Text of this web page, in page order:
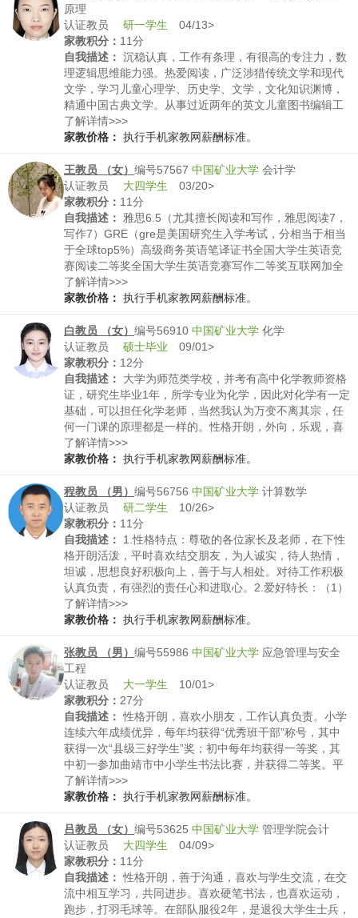
作为寝室长和舍友连续3年获得优良学风标兵宿舍奖。
原理
认证教员 研一学生 04/13>
家教积分： 11分
自我描述： 沉稳认真，工作有条理，有很高的专注力，数
理逻辑思维能力强。热爱阅读，广泛涉猎传统文学和现代
文学，学习儿童心理学、历史学、文学，文化知识渊博，
精通中国古典文学。从事过近两年的英文儿童图书编辑工
作，有很深厚的儿童文学和自然科学基础，英语阅读能力
强。
了解详情>>>
家教价格： 执行手机家教网薪酬标准。
王教员 （女） 编号57567 中国矿业大学 会计学
认证教员 大四学生 03/20>
家教积分： 11分
自我描述：
雅思6.5（尤其擅长阅读和写作，雅思阅读7，
写作7）GRE（gre是美国研究生入学考试，分相当于相当
于全球top5%）高级商务英语笔译证书全国大学生英语竞
赛阅读二等奖全国大学生英语竞赛写作二等奖互联网加全
国大学生创新创业大赛北京赛区二等奖ICABCC大湾区行
业研究大赛晋级复赛性格阳光乐观，喜欢和小朋友相处，
歌，跳舞，读书，演讲
了解详情>>>
家教价格： 执行手机家教网薪酬标准。
白教员 （女） 编号56910 中国矿业大学 化学
认证教员 硕士毕业 09/01>
家教积分： 12分
自我描述：
大学为师范类学校，并考有高中化学教师资格
证，研究生毕业1年，所学专业为化学，因此对化学有一定
基础，可以担任化学老师，当然我认为万变不离其宗，任
何一门课的原理都是一样的。性格开朗，外向，乐观，喜
欢和孩子待在一起，愿意与孩子共同进步。
了解详情>>>
家教价格： 执行手机家教网薪酬标准。
程教员 （男） 编号56756 中国矿业大学 计算数学
认证教员 研二学生 10/26>
家教积分： 11分
自我描述：
1.性格特点：尊敬的各位家长及老师，在下性
格开朗活泼，平时喜欢结交朋友，为人诚实，待人热情，
坦诚，思想良好积极向上，善于与人相处。对待工作积极
认真负责，有强烈的责任心和进取心。2.爱好特长：（1）
平时喜欢做志愿者，曾参加湖北省黄冈市新冠肺炎志愿
者，国际机器人大赛志愿者，献血服务，科技助老服务
志愿者，北京市一星级志愿者等荣誉。（2）喜欢锻炼身
体，平时喜欢跑步，健身，打篮球。曾获得校定向越野比
赛男子个人第二名，团体第二名荣誉。（3）有较强的组织
管理能力，高中和大学本科期间，担任班级学习委员，研
究生期间担任班长，很荣幸成为一名员，并获得校优秀团
员。
了解详情>>>
家教价格： 执行手机家教网薪酬标准。
张教员 （男） 编号55986 中国矿业大学 应急管理与安全
工程
认证教员 大一学生 10/01>
家教积分： 27分
自我描述： 性格开朗，喜欢小朋友，工作认真负责。小学
连续六年成绩优异，每年均获得“优秀班干部”称号，其中
获得一次“县级三好学生”奖；初中每年均获得一等奖，其
中初一参加曲靖市中小学生书法比赛，并获得二等奖。平
常在家，我热爱劳动，父母劳作的时候，我就做饭；放假
回家也经常帮爸妈和奶奶洗衣服；我喜欢和亲戚朋友交
友也经常来我家玩，一起去骑车、钓鱼。
了解详情>>>
家教价格： 执行手机家教网薪酬标准。
吕教员 （女） 编号53625 中国矿业大学 管理学院会计
认证教员 大四学生 04/09>
家教积分： 11分
自我描述： 性格开朗，善于沟通，喜欢与学生交流，在交
流中相互学习，共同进步。喜欢硬笔书法，也喜欢运动，
跑步，打羽毛球等。在部队服役2年，是退役大学生士兵，